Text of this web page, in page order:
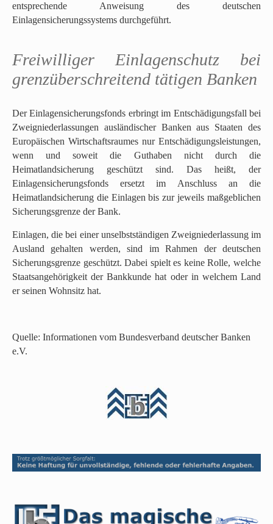
entsprechende Anweisung des deutschen
Einlagensicherungssystems durchgeführt.
Freiwilliger Einlagenschutz bei
grenzüberschreitend tätigen Banken
Der Einlagensicherungsfonds erbringt im Entschädigungsfall bei
Zweigniederlassungen ausländischer Banken aus Staaten des
Europäischen Wirtschaftsraumes nur Entschädigungsleistungen,
wenn und soweit die Guthaben nicht durch die
Heimatlandsicherung geschützt sind. Das heißt, der
Einlagensicherungsfonds ersetzt im Anschluss an die
Heimatlandsicherung die Einlagen bis zur jeweils maßgeblichen
Sicherungsgrenze der Bank.
Einlagen, die bei einer unselbstständigen Zweigniederlassung im
Ausland gehalten werden, sind im Rahmen der deutschen
Sicherungsgrenze geschützt. Dabei spielt es keine Rolle, welche
Staatsangehörigkeit der Bankkunde hat oder in welchem Land
er seinen Wohnsitz hat.
Quelle: Informationen vom Bundesverband deutscher Banken
e.V.
c
h
e